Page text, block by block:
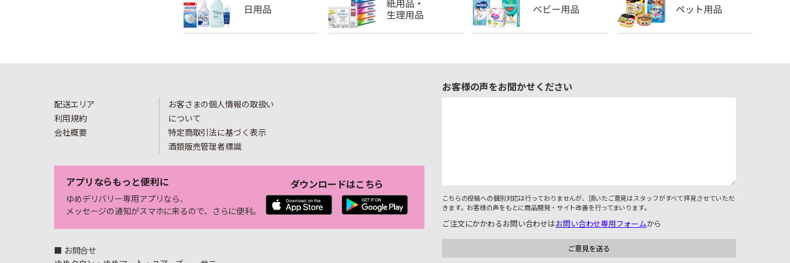
配送エリア
利用規約
会社概要
お客さまの個人情報の取扱い
について
特定商取引法に基づく表示
酒類販売管理者標識
アプリならもっと便利に
ゆめデリバリー専用アプリなら、
メッセージの通知がスマホに来るので、さらに便利。
ダウンロードはこちら
■ お問合せ
お客様の声をお聞かせください
こちらの投稿への個別対応は行っておりませんが、頂いたご意見はスタッフがすべて拝見させていただ
きます。お客様の声をもとに商品開発・サイト改善を行ってまいります。
ご注文にかかわるお問い合わせはお問い合わせ専用フォームから